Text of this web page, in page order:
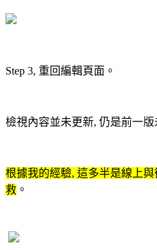
Step 3, 重回編輯頁面。
檢視內容並未更新, 仍是前一版
根據我的經驗, 這多半是線上
救 。